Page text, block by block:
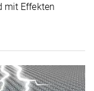
mit Effekten